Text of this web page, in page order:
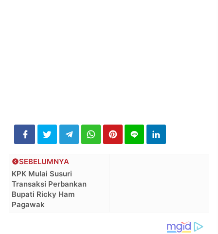
SEBELUMNYA
KPK Mulai Susuri
Transaksi Perbankan
Bupati Ricky Ham
Pagawak